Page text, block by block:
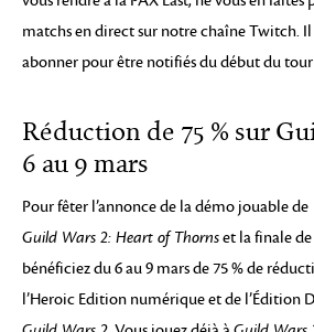
matchs en direct sur notre chaîne Twitch.
abonner pour être notifiés du début du
Réduction de 75 % sur
6 au 9 mars
Pour fêter l’annonce de la démo jouable de
Guild Wars 2: Heart of Thornset la finale de
bénéficiez du 6 au 9 mars de 75 % de
l’Heroic Edition numérique et de l’Édition